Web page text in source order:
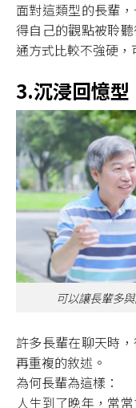
面對這類型的長輩
得自己的觀點被聆
通方式比較不強硬，
3.沉浸回憶型
可以讓長輩多
許多長輩在聊天時
再重複的敘述。
為何長輩為這樣：
人生到了晚年，常